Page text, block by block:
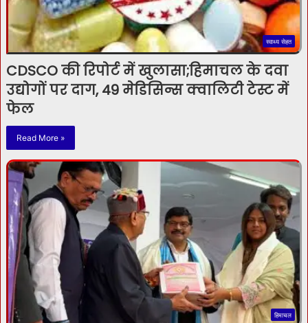
स्वाथ्य सेहत
CDSCO की रिपोर्ट में खुलासा;हिमाचल के दवा
उद्योगों पर दाग, 49 मेडिसिन्स क्वालिटी टेस्ट में
फेल
Read More »
हिमाचल